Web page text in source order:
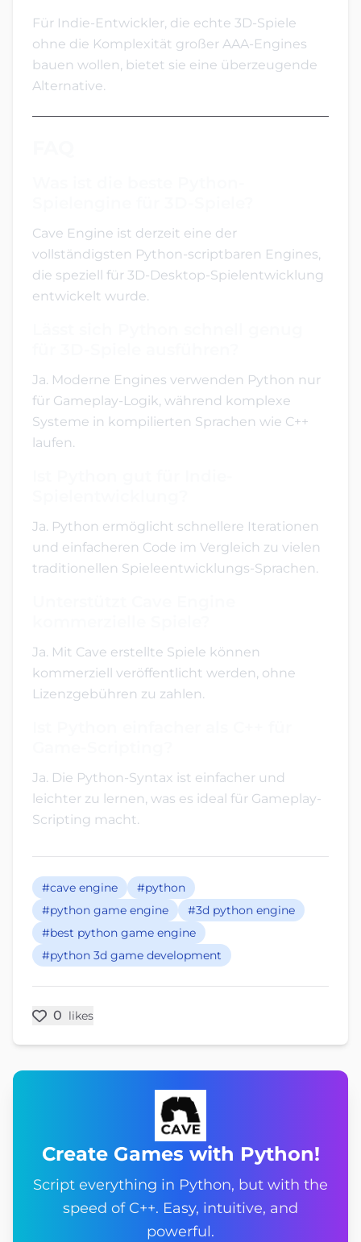
Für Indie-Entwickler, die echte 3D-Spiele
ohne die Komplexität großer AAA-Engines
bauen wollen, bietet sie eine überzeugende
Alternative.
Cave Engine ist derzeit eine der
vollständigsten Python-scriptbaren Engines,
die speziell für 3D-Desktop-Spielentwicklung
entwickelt wurde.
Ja. Moderne Engines verwenden Python nur
für Gameplay-Logik, während komplexe
Systeme in kompilierten Sprachen wie C++
laufen.
Ja. Python ermöglicht schnellere Iterationen
und einfacheren Code im Vergleich zu vielen
traditionellen Spieleentwicklungs-Sprachen.
Ja. Mit Cave erstellte Spiele können
kommerziell veröffentlicht werden, ohne
Lizenzgebühren zu zahlen.
Ja. Die Python-Syntax ist einfacher und
leichter zu lernen, was es ideal für Gameplay-
Scripting macht.
#cave engine
#python
#python game engine
#3d python engine
#best python game engine
#python 3d game development
0 likes
Create Games with Python!
Script everything in Python, but with the
speed of C++. Easy, intuitive, and
powerful.